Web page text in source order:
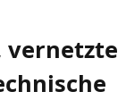
vernetzte